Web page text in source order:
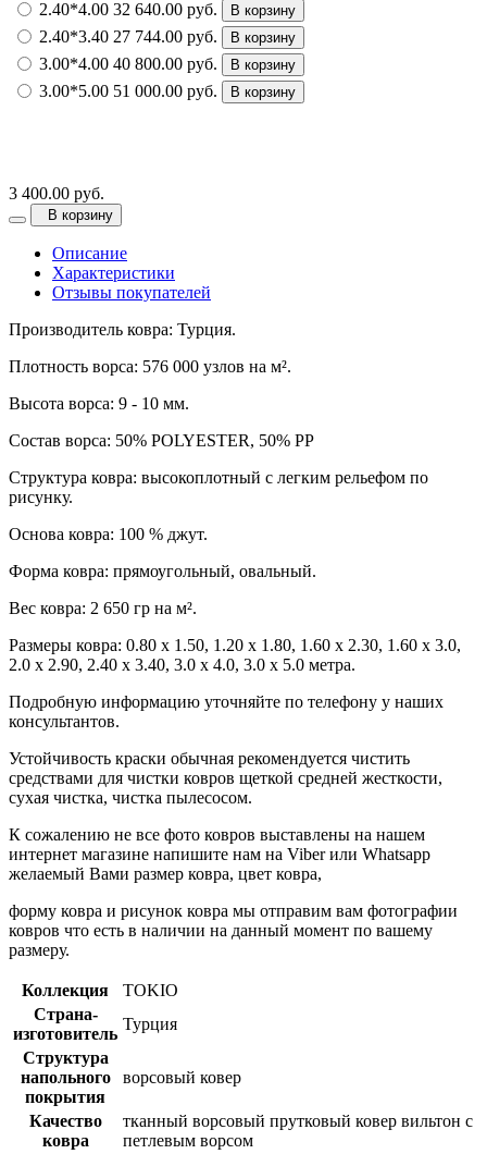
2.40*4.00 32 640.00 руб. В корзину
2.40*3.40 27 744.00 руб. В корзину
3.00*4.00 40 800.00 руб. В корзину
3.00*5.00 51 000.00 руб. В корзину
3 400.00 руб.
В корзину
Описание
Характеристики
Отзывы покупателей
Производитель ковра: Турция.
Плотность ворса: 576 000 узлов на м².
Высота ворса: 9 - 10 мм.
Состав ворса: 50% POLYESTER, 50% PP
Структура ковра: высокоплотный с легким рельефом по
рисунку.
Основа ковра: 100 % джут.
Форма ковра: прямоугольный, овальный.
Вес ковра: 2 650 гр на м².
Размеры ковра: 0.80 x 1.50, 1.20 x 1.80, 1.60 x 2.30, 1.60 х 3.0,
2.0 x 2.90, 2.40 x 3.40, 3.0 x 4.0, 3.0 x 5.0 метра.
Подробную информацию уточняйте по телефону у наших
консультантов.
Устойчивость краски обычная рекомендуется чистить
средствами для чистки ковров щеткой средней жесткости,
сухая чистка, чистка пылесосом.
К сожалению не все фото ковров выставлены на нашем
интернет магазине напишите нам на Viber или Whatsapp
желаемый Вами размер ковра, цвет ковра,
форму ковра и рисунок ковра мы отправим вам фотографии
ковров что есть в наличии на данный момент по вашему
размеру.
Коллекция
TOKIO
Страна-
изготовитель
Турция
Структура
напольного
покрытия
ворсовый ковер
Качество
ковра
тканный ворсовый прутковый ковер вильтон с
петлевым ворсом